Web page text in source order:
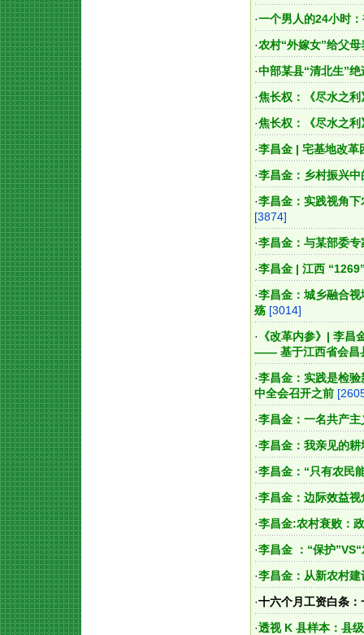
·一个男人的24小时
·农村“外嫁女”给父
·中部某县“清北生”
·焦长权：《尽水之利
·焦长权：《尽水之利
·李昌金 | 宅基地改革
·李昌金：乡村振兴
·李昌金：实践视角
[3874]
·李昌金：与某部委
·李昌金 | 江西
·李昌金：城乡融合
殇 [3014]
·
《改革内参》| 李
—— 基于江西省会昌
·李昌金：实践是检
中全会召开之前
·李昌金：一名共产
·李昌金：我亲见的
·李昌金：“只有农民
·李昌金：边际效益
·李昌金:农村衰败：
·李昌金 ：“保护
·李昌金：从新农村
·十六个月工资白条
·透视 K 县样本：县